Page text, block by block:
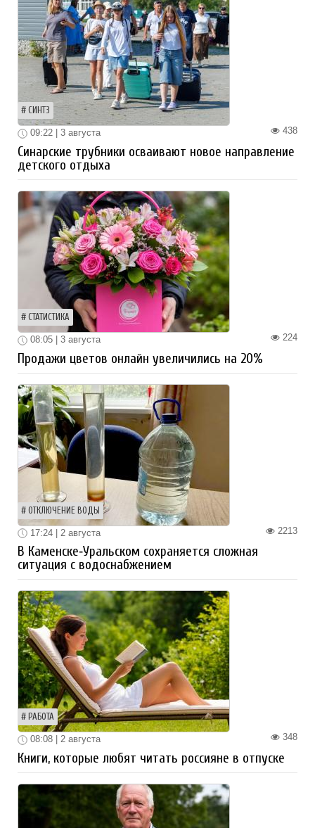
СИНТЗ
438
09:22 | 3 августа
Синарские трубники осваивают новое направление
детского отдыха
СТАТИСТИКА
224
08:05 | 3 августа
Продажи цветов онлайн увеличились на 20%
ОТКЛЮЧЕНИЕ ВОДЫ
2213
17:24 | 2 августа
В Каменске‑Уральском сохраняется сложная
ситуация с водоснабжением
РАБОТА
348
08:08 | 2 августа
Книги, которые любят читать россияне в отпуске